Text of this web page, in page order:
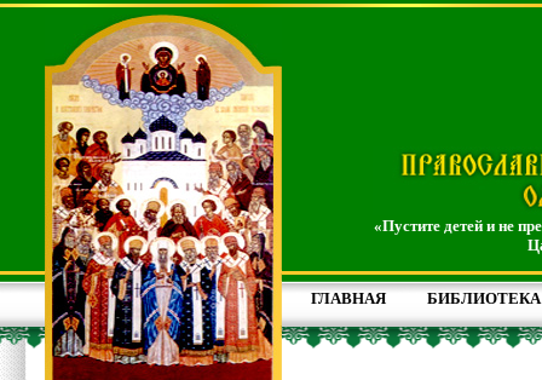
«Пустите детей и не
ГЛАВНАЯ БИБЛИОТЕКА